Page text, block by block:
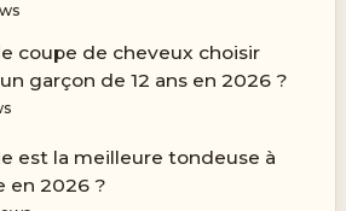
coupe de cheveux choisir
garçon de 12 ans en 2026 ?
est la meilleure tondeuse à
en 2026 ?